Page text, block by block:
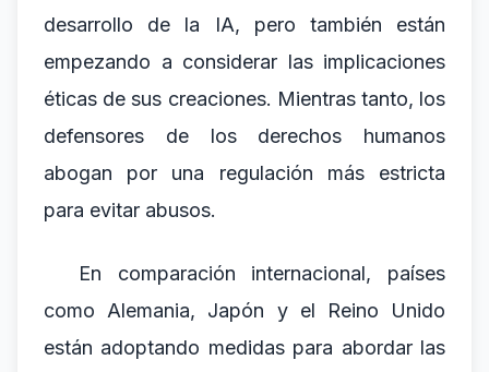
desarrollo de la IA, pero también están
empezando a considerar las implicaciones
éticas de sus creaciones. Mientras tanto, los
defensores de los derechos humanos
abogan por una regulación más estricta
para evitar abusos.
En comparación internacional, países
como Alemania, Japón y el Reino Unido
están adoptando medidas para abordar las